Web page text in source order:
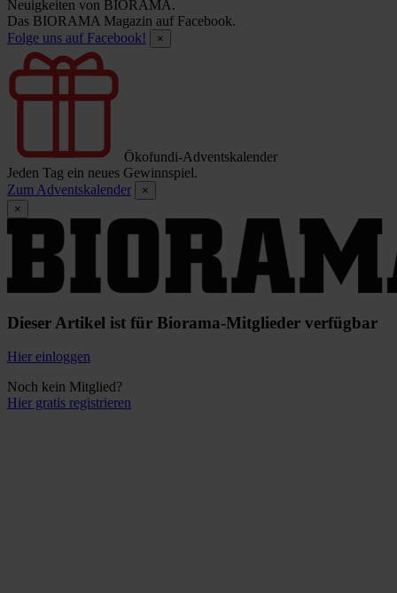
Neuigkeiten von BIORAMA.
Das BIORAMA Magazin auf Facebook.
Folge uns auf Facebook!
×
Ökofundi-Adventskalender
Jeden Tag ein neues Gewinnspiel.
Zum Adventskalender
×
×
Dieser Artikel ist für Biorama-Mitglieder verfügbar
Hier einloggen
Noch kein Mitglied?
Hier gratis registrieren